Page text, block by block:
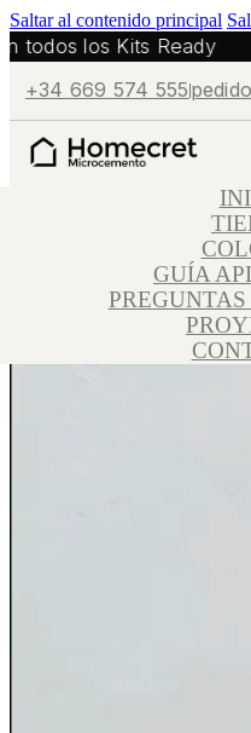
Saltar al contenido principal
todos los Kits Ready
+34 669 574 555
GUÍA